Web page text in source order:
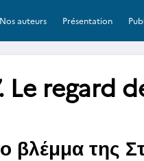
Nos auteurs Présentation
Le regard
βλέμμα της